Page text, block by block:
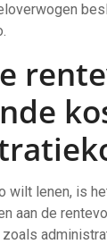
wilt lenen, is
aan de